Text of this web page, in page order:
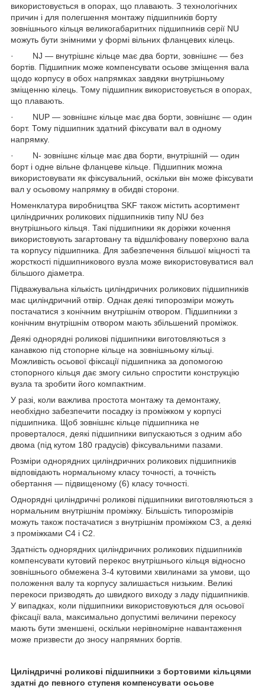
використовується в опорах, що плавають. З технологічних
причин і для полегшення монтажу підшипників борту
зовнішнього кільця великогабаритних підшипників серії NU
можуть бути знімними у формі вільних фланцевих кілець.
· NJ — внутрішнє кільце має два борти, зовнішнє — без
бортів. Підшипник може компенсувати осьове зміщення вала
щодо корпусу в обох напрямках завдяки внутрішньому
зміщенню кілець. Тому підшипник використовується в опорах,
що плавають.
· NUP — зовнішнє кільце має два борти, зовнішнє — один
борт. Тому підшипник здатний фіксувати вал в одному
напрямку.
· N- зовнішнє кільце має два борти, внутрішній — один
борт і одне вільне фланцеве кільце. Підшипник можна
використовувати як фіксувальний, оскільки він може фіксувати
вал у осьовому напрямку в обидві сторони.
Номенклатура виробництва SKF також містить асортимент
циліндричних роликових підшипників типу NU без
внутрішнього кільця. Такі підшипники як доріжки кочення
використовують загартовану та відшліфовану поверхню вала
та корпусу підшипника. Для забезпечення більшої міцності та
жорсткості підшипникового вузла може використовуватися вал
більшого діаметра.
Підважувальна кількість циліндричних роликових підшипників
має циліндричний отвір. Однак деякі типорозміри можуть
постачатися з конічним внутрішнім отвором. Підшипники з
конічним внутрішнім отвором мають збільшений проміжок.
Деякі однорядні роликові підшипники виготовляються з
канавкою під стопорне кільце на зовнішньому кільці.
Можливість осьової фіксації підшипника за допомогою
стопорного кільця дає змогу сильно спростити конструкцію
вузла та зробити його компактним.
У разі, коли важлива простота монтажу та демонтажу,
необхідно забезпечити посадку із проміжком у корпусі
підшипника. Щоб зовнішнє кільце підшипника не
проверталося, деякі підшипники випускаються з одним або
двома (під кутом 180 градусів) фіксувальними пазами.
Розміри однорядних циліндричних роликових підшипників
відповідають нормальному класу точності, а точність
обертання — підвищеному (6) класу точності.
Однорядні циліндричні роликові підшипники виготовляються з
нормальним внутрішнім проміжку. Більшість типорозмірів
можуть також постачатися з внутрішнім проміжком С3, а деякі
з проміжками С4 і С2.
Здатність однорядних циліндричних роликових підшипників
компенсувати кутовий перекос внутрішнього кільця відносно
зовнішнього обмежена 3-4 кутовими хвилинами за умови, що
положення валу та корпусу залишається низьким. Великі
перекоси призводять до швидкого виходу з ладу підшипників.
У випадках, коли підшипники використовуються для осьової
фіксації вала, максимально допустимі величини перекосу
мають бути зменшені, оскільки нерівномірне навантаження
може призвести до зносу напрямних бортів.
Циліндричні роликові підшипники з бортовими кільцями
здатні до певного ступеня компенсувати осьове